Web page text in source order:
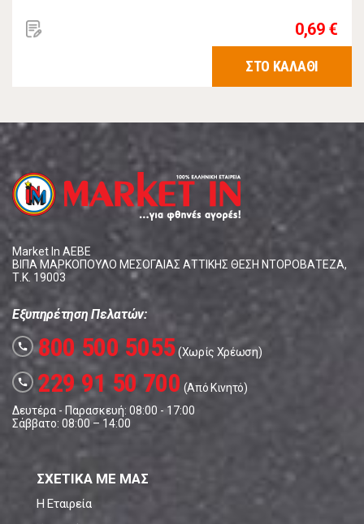
0,69 €
ΣΤΟ ΚΑΛΑΘΙ
Market In ΑΕΒΕ
ΒΙΠΑ ΜΑΡΚΟΠΟΥΛΟ ΜΕΣΟΓΑΙΑΣ ΑΤΤΙΚΗΣ ΘΕΣΗ ΝΤΟΡΟΒΑΤΕΖΑ,
Τ.Κ. 19003
Εξυπηρέτηση Πελατών:
call 800 500 5055(Χωρίς Χρέωση)
call 229 91 50 700 (Από Κινητό)
Δευτέρα - Παρασκευή: 08:00 - 17:00
Σάββατο: 08:00 – 14:00
ΣΧΕΤΙΚΑ ΜΕ ΜΑΣ
Η Εταιρεία